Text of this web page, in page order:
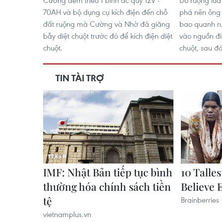
70AH và bộ dụng cụ kích điện đến chỗ
đất ruộng mà Cường và Nhờ đã giăng
bẫy diệt chuột trước đó để kích điện diệt
chuột.
phá nên
bao quanh
vào nguồn
chuột, sau